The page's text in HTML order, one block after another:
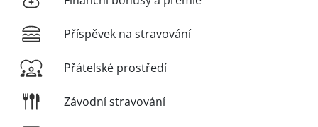
Příspěvek na stravování
Přátelské prostředí
Závodní stravování